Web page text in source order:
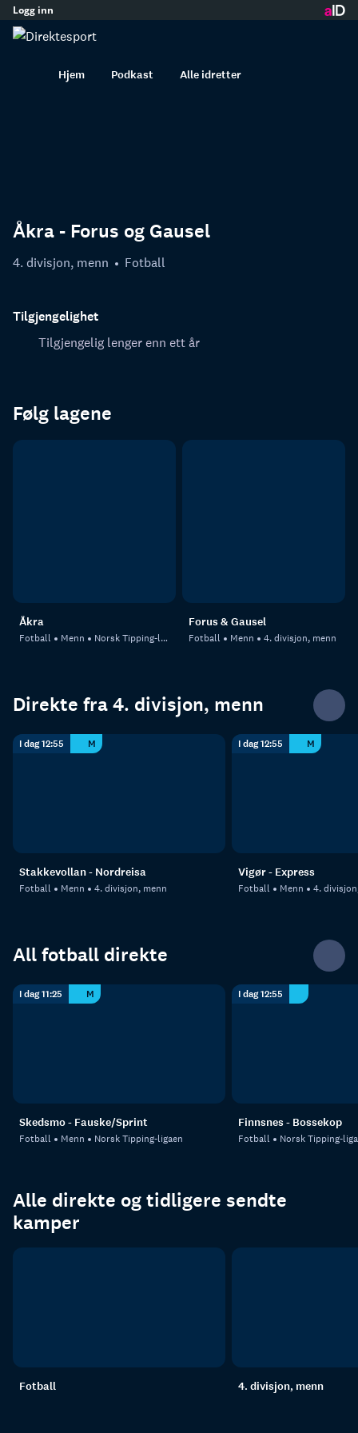
innhold
Logg inn
Hjem Podkast Alle idretter
Åkra - Forus og Gausel
4. divisjon, menn Fotball
Tilgjengelighet
Tilgjengelig lenger enn ett år
Følg lagene
Åkra
Fotball Menn Norsk Tipping-ligaen
Forus & Gausel
Fotball Menn 4. divisjon, menn
Direkte fra 4. divisjon, menn
I dag 12:55 M
Stakkevollan - Nordreisa
Fotball Menn 4. divisjon, menn
I dag 12:55 M
Vigør - Express
Fotball Menn 4.
All fotball direkte
I dag 11:25 M
Skedsmo - Fauske/Sprint
Fotball Menn Norsk Tipping-ligaen
I dag 12:55
Finnsnes - Bossekop
Fotball Norsk Tipping-
Alle direkte og tidligere sendte
kamper
Fotball 4. divisjon, menn